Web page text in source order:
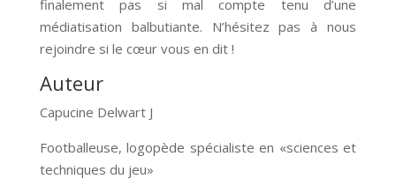
finalement pas si mal compte tenu d’une
médiatisation balbutiante. N’hésitez pas à nous
rejoindre si le cœur vous en dit !
Auteur
Capucine Delwart J
Footballeuse, logopède spécialiste en «sciences et
techniques du jeu»